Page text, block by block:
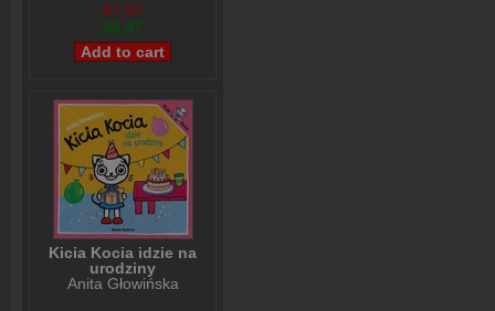
$7,97
$6,97
Kicia Kocia idzie na
urodziny
Anita Głowińska